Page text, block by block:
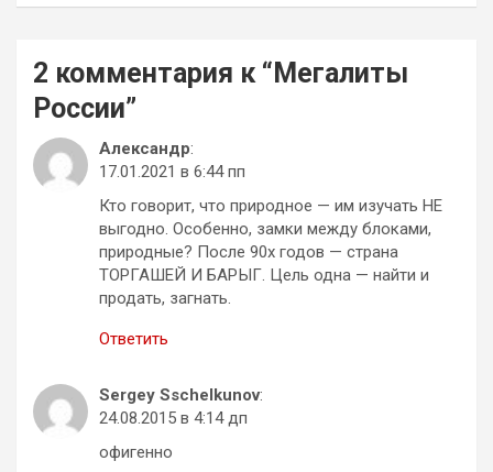
2 комментария к “ Мегалиты
России”
Александр:
17.01.2021 в 6:44 пп
Кто говорит, что природное — им изучать НЕ
выгодно. Особенно, замки между блоками,
природные? После 90х годов — страна
ТОРГАШЕЙ И БАРЫГ. Цель одна — найти и
продать, загнать.
Ответить
Sergey Sschelkunov:
24.08.2015 в 4:14 дп
офигенно